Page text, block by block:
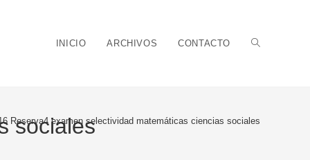
INICIO ARCHIVOS CONTACTO Alternar
sociales
Reserva4 examen selectividad matemáticas ciencias sociales